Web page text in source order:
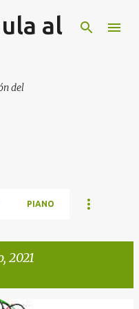
al
del
PIANO
2021